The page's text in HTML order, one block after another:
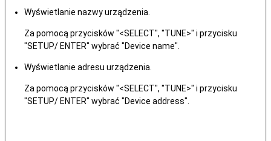
Wyświetlanie nazwy urządzenia.
Za pomocą przycisków "<SELECT", "TUNE>" i przycisku
"SETUP/ ENTER" wybrać "Device name".
Wyświetlanie adresu urządzenia.
Za pomocą przycisków "<SELECT", "TUNE>" i przycisku
"SETUP/ ENTER" wybrać "Device address".